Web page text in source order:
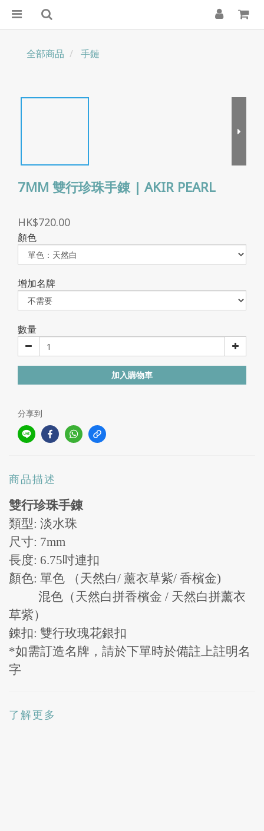
全部商品 手鏈
7MM 雙行珍珠手錬 | AKIR PEARL
HK$720.00
顏色
增加名牌
數量
加入購物車
分享到
商品描述
雙行珍珠手錬
類型: 淡水珠
尺寸: 7mm
長度: 6.75吋連扣
顏色: 單色 （天然白/ 薰衣草紫/ 香檳金)
混色（天然白拼香檳金 / 天然白拼薰衣
草紫）
錬扣: 雙行玫瑰花銀扣
*如需訂造名牌，請於下單時於備註上註明名
字
了解更多